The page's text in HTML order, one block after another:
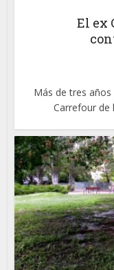
El ex
Más de tres
Carrefour de